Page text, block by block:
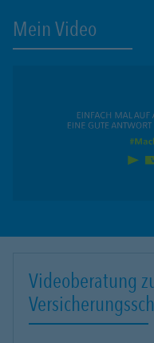
Mein Video
Videoberatung